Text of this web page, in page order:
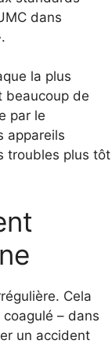
dans
la plus
beaucoup de
par le
appareils
troubles plus tôt
Cela
– dans
un accident